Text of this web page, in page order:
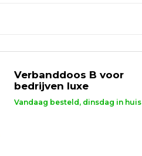
Verbanddoos B voor
bedrijven luxe
Vandaag besteld, dinsdag in huis